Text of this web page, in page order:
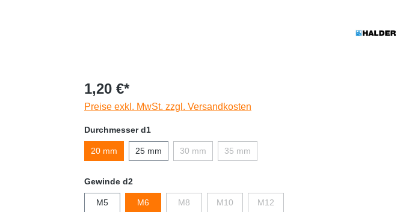
1,20 €*
Preise exkl. MwSt. zzgl. Versandkosten
Durchmesser d1
20 mm 25 mm 30 mm 35 mm
Gewinde d2
M5 M6 M8 M10 M12